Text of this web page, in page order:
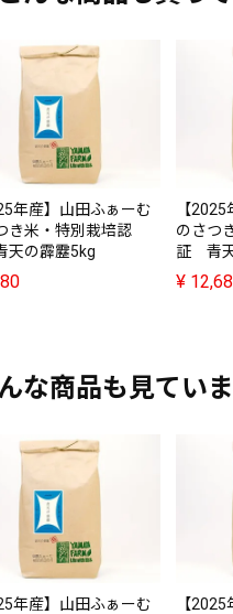
年産】山田ふぁーむ
き米・特別栽培認
の霹靂5kg
【
のさつ
証 青
¥
な商品も見てい
年産】山田ふぁーむ
【